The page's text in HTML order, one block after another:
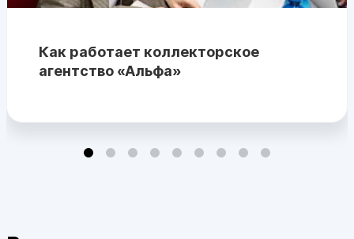
Как работает коллекторское
агентство «Альфа»